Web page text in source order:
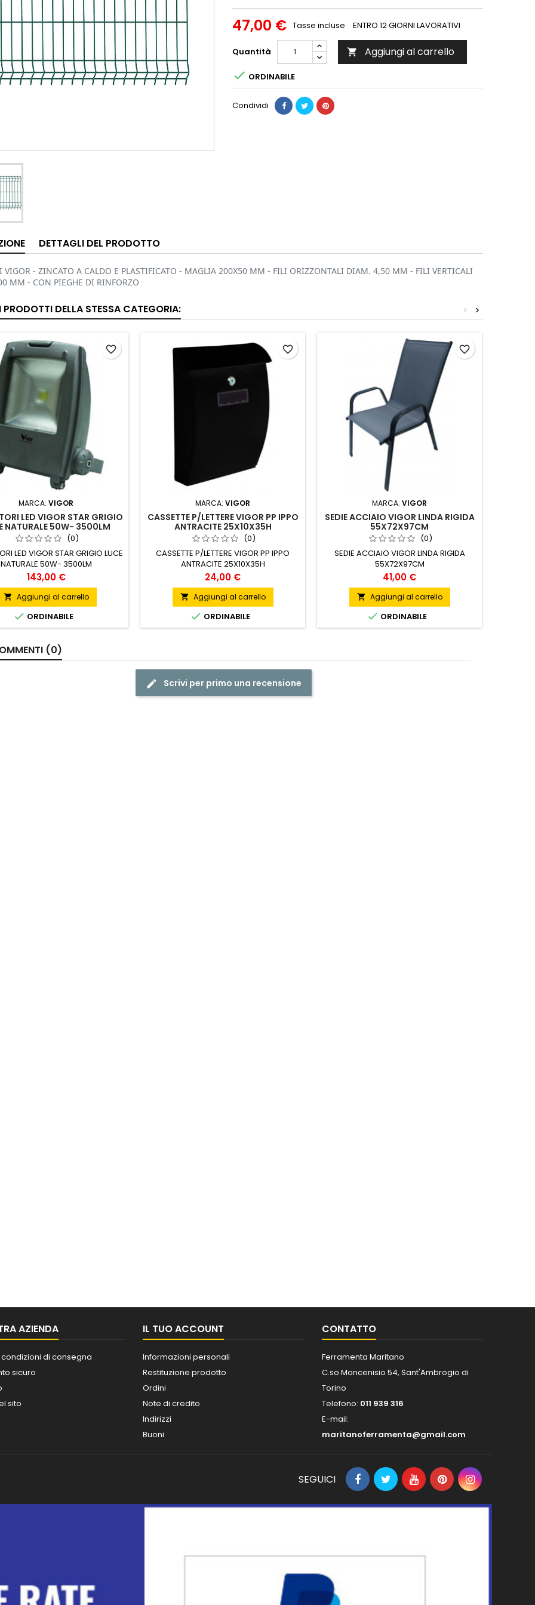
47,00 € Tasse incluse ENTRO 12 GIORNI LAVORATIVI
Quantità  Aggiungi al carrello
 ORDINABILE
Condividi
DETTAGLI DEL PRODOTTO
VIGOR - ZINCATO A CALDO E PLASTIFICATO - MAGLIA 200X50 MM - FILI ORIZZONTALI DIAM. 4,50 MM - FILI VERTICALI
MM - CON PIEGHE DI RINFORZO
PRODOTTI DELLA STESSA CATEGORIA: >
<
MARCA: VIGOR
LED VIGOR STAR GRIGIO
NATURALE 50W- 3500LM
(0)
LED VIGOR STAR GRIGIO LUCE
NATURALE 50W- 3500LM
Prezzo
143,00 €
 Aggiungi al carrello
 ORDINABILE
favorite_border
MARCA: VIGOR
CASSETTE P/LETTERE VIGOR PP IPPO
ANTRACITE 25X10X35H
(0)
CASSETTE P/LETTERE VIGOR PP IPPO
ANTRACITE 25X10X35H
Prezzo
24,00 €
 Aggiungi al carrello
 ORDINABILE
favorite_border
MARCA: VIGOR
SEDIE ACCIAIO VIGOR LINDA RIGIDA
55X72X97CM
(0)
SEDIE ACCIAIO VIGOR LINDA RIGIDA
55X72X97CM
Prezzo
41,00 €
 Aggiungi al carrello
 ORDINABILE
favorite_border
(0)
Scrivi per primo una recensione
AZIENDA
di consegna
sicuro
sito
IL TUO ACCOUNT
Informazioni personali
Restituzione prodotto
Ordini
Note di credito
Indirizzi
Buoni
CONTATTO
Ferramenta Maritano
C.so Moncenisio 54, Sant'Ambrogio di
Torino
Telefono: 011 939 316
E-mail:
maritanoferramenta@gmail.com
SEGUICI